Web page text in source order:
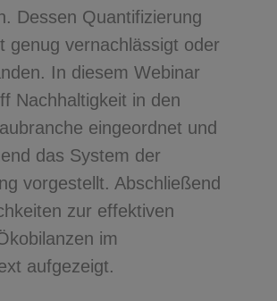
Dessen Quantifizierung
genug vernachlässigt oder
In diesem Webinar
Nachhaltigkeit in den
eingeordnet und
das System der
vorgestellt. Abschließend
zur effektiven
im
aufgezeigt.